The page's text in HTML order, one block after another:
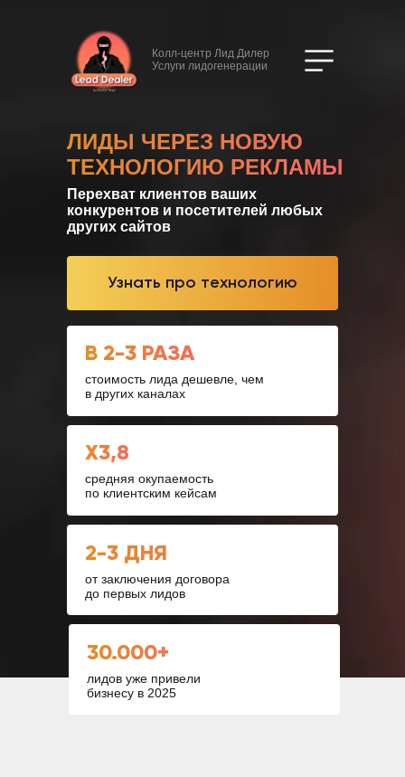
ЛИДЫ ЧЕРЕЗ НОВУЮ
ТЕХНОЛОГИЮ РЕКЛАМЫ
Перехват клиентов ваших
конкурентов и посетителей любых
других сайтов
Узнать про технологию
Колл-центр Лид Дилер
Услуги лидогенерации
стоимость лида дешевле, чем
в других каналах
средняя окупаемость
по клиентским кейсам
от заключения договора
до первых лидов
лидов уже привели
бизнесу в 2025
В 2-3 РАЗА
X3,8
2-3 ДНЯ
30.000+